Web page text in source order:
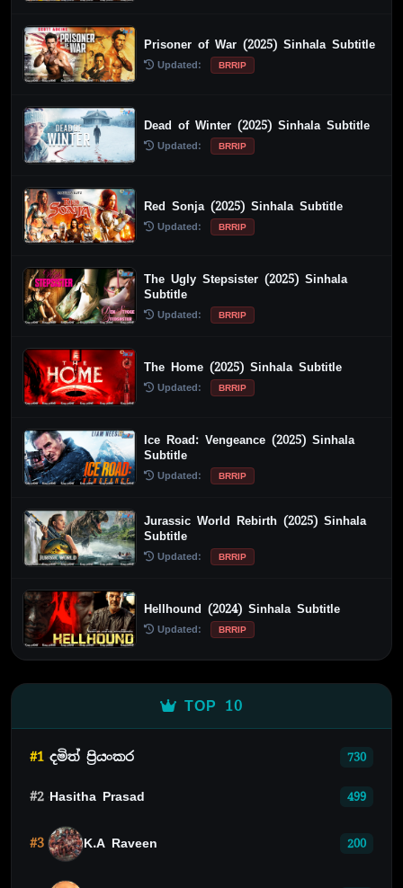
Prisoner of War (2025) Sinhala Subtitle
Updated: BRRIP
Dead of Winter (2025) Sinhala Subtitle
Updated: BRRIP
Red Sonja (2025) Sinhala Subtitle
Updated: BRRIP
The Ugly Stepsister (2025) Sinhala
Subtitle
Updated: BRRIP
The Home (2025) Sinhala Subtitle
Updated: BRRIP
Ice Road: Vengeance (2025) Sinhala
Subtitle
Updated: BRRIP
Jurassic World Rebirth (2025) Sinhala
Subtitle
Updated: BRRIP
Hellhound (2024) Sinhala Subtitle
Updated: BRRIP
TOP 10
#1 දමිත් ප්‍රියංකර 730
#2 Hasitha Prasad 499
#3 K.A Raveen 200